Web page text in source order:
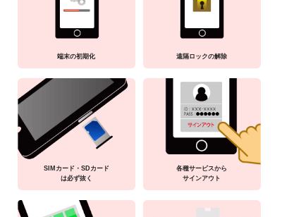
端末の初期化 遠隔ロックの解除
SIMカード・SDカード
は必ず抜く
各種サービスから
サインアウト